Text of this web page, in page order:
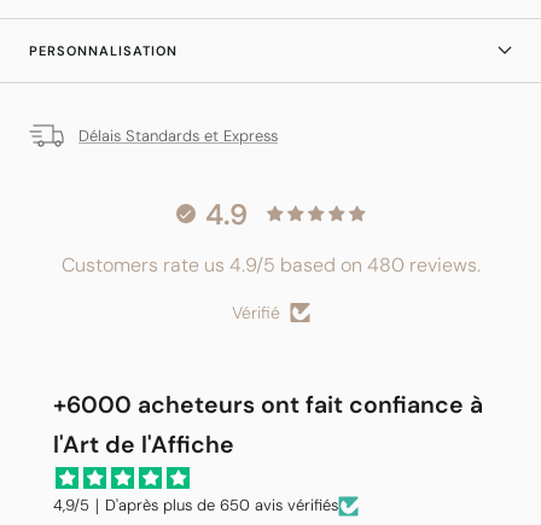
PERSONNALISATION
Délais Standards et Express
4.9
Customers rate us 4.9/5 based on 480 reviews.
Vérifié
+6000 acheteurs ont fait confiance à
l'Art de l'Affiche
4,9/5｜D'après plus de 650 avis vérifiés